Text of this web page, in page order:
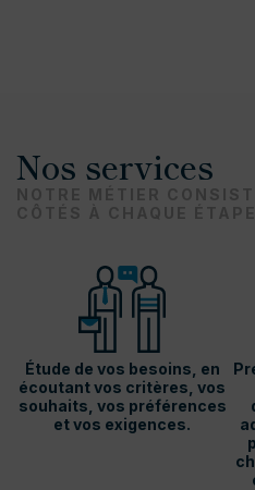
Nos services
Étude de vos besoins, en
écoutant vos critères, vos
souhaits, vos préférences
et vos exigences.